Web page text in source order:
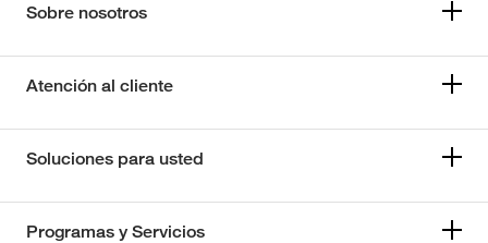
Sobre nosotros
Atención al cliente
Soluciones para usted
Programas y Servicios